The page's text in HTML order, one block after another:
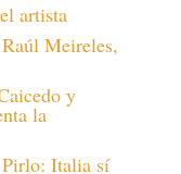
artista
Meireles,
y
la
Italia sí